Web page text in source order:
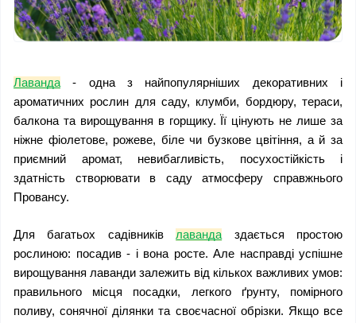
Лаванда - одна з найпопулярніших декоративних і
ароматичних рослин для саду, клумби, бордюру, тераси,
балкона та вирощування в горщику. Її цінують не лише за
ніжне фіолетове, рожеве, біле чи бузкове цвітіння, а й за
приємний аромат, невибагливість, посухостійкість і
здатність створювати в саду атмосферу справжнього
Провансу.
Для багатьох садівників лаванда здається простою
рослиною: посадив - і вона росте. Але насправді успішне
вирощування лаванди залежить від кількох важливих умов:
правильного місця посадки, легкого ґрунту, помірного
поливу, сонячної ділянки та своєчасної обрізки. Якщо все